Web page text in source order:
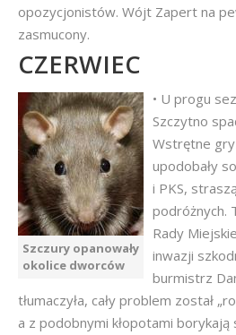
opozycjonistów. Wójt Zapert na
zasmucony.
CZERWIEC
Szczury opanowały
okolice dworców
• U progu
Szczytno
Wstrętne
upodobały
i PKS,
podróżnych.
Rady
inwazji
burmistrz
tłumaczyła, cały problem został
a z podobnymi kłopotami borykają